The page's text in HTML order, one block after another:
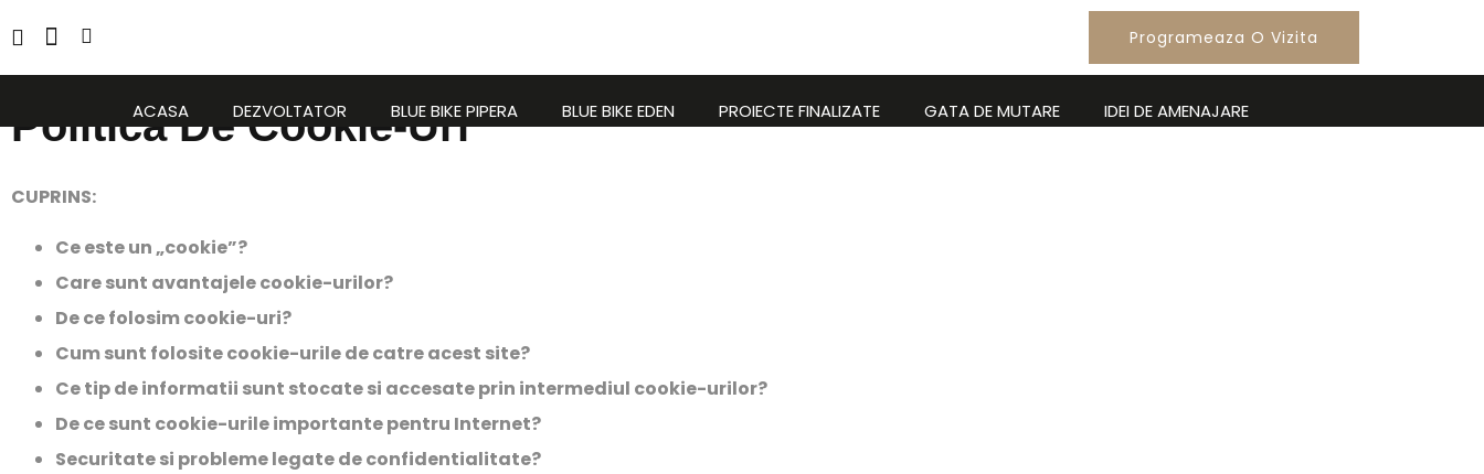
Programeaza O Vizita
ACASA DEZVOLTATOR BLUE BIKE PIPERA BLUE BIKE EDEN PROIECTE FINALIZATE GATA DE MUTARE IDEI DE AMENAJARE
Politica De Cookie-Uri
CUPRINS:
Ce este un „cookie”?
Care sunt avantajele cookie-urilor?
De ce folosim cookie-uri?
Cum sunt folosite cookie-urile de catre acest site?
Ce tip de informatii sunt stocate si accesate prin intermediul cookie-urilor?
De ce sunt cookie-urile importante pentru Internet?
Securitate si probleme legate de confidentialitate?